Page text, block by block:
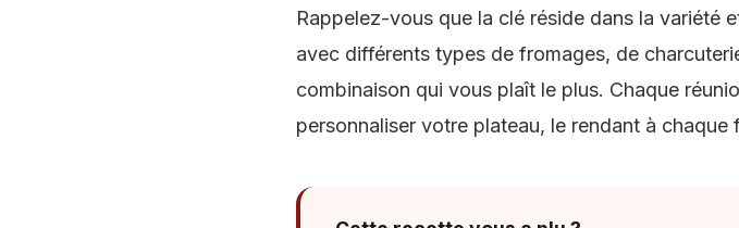
Rappelez-vous que la clé réside dans la
avec différents types de fromages, de
combinaison qui vous plaît le plus. Chaque
personnaliser votre plateau, le rendant à chaque